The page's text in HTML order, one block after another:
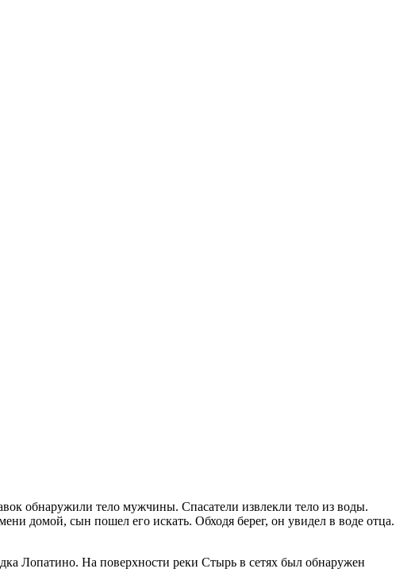
обнаружили тело мужчины. Спасатели извлекли тело из воды.
домой, сын пошел его искать. Обходя берег, он увидел в воде отца.
Лопатино. На поверхности реки Стырь в сетях был обнаружен